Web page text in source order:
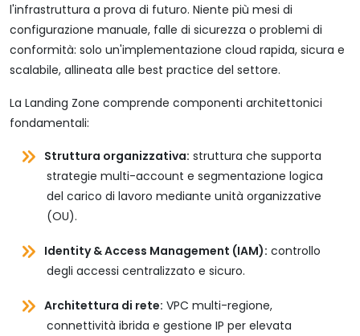
l'infrastruttura a prova di futuro. Niente più mesi di
configurazione manuale, falle di sicurezza o problemi di
conformità: solo un'implementazione cloud rapida, sicura e
scalabile, allineata alle best practice del settore.
La Landing Zone comprende componenti architettonici
fondamentali:
Struttura organizzativa: struttura che supporta
strategie multi-account e segmentazione logica
del carico di lavoro mediante unità organizzative
(OU).
Identity & Access Management (IAM): controllo
degli accessi centralizzato e sicuro.
Architettura di rete: VPC multi-regione,
connettività ibrida e gestione IP per elevata